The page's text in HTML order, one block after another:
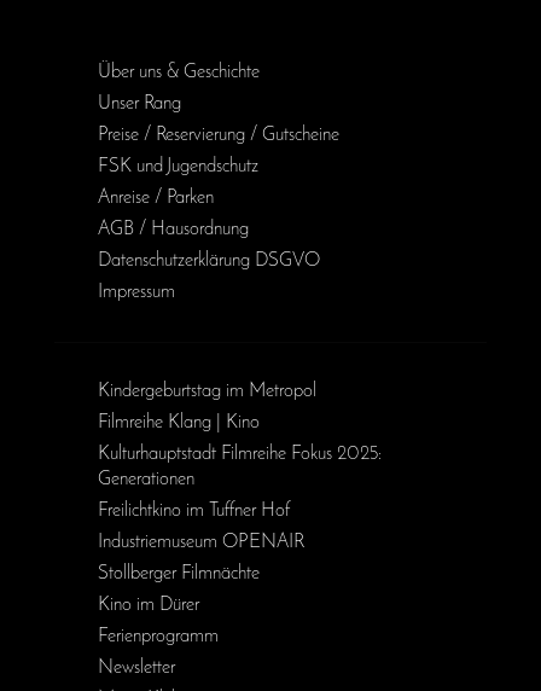
Über uns & Geschichte
Unser Rang
Preise / Reservierung / Gutscheine
FSK und Jugendschutz
Anreise / Parken
AGB / Haus­ordnung
Daten­schutz­erklärung DSGVO
Impressum
Kinder­geburts­tag im Metropol
Filmreihe Klang | Kino
Kulturhauptstadt Filmreihe Fokus 2025:
Generationen
Freilichtkino im Tuffner Hof
Industriemuseum OPENAIR
Stollberger Filmnächte
Kino im Dürer
Ferienprogramm
Newsletter